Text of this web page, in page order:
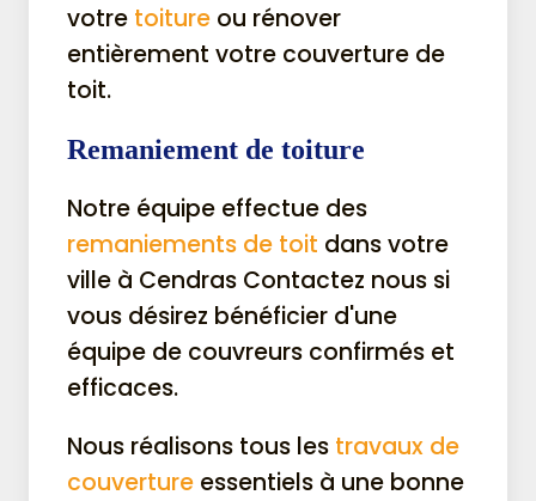
votre toiture ou rénover
entièrement votre couverture de
toit.
Remaniement de toiture
Notre équipe effectue des
remaniements de toit dans votre
ville à Cendras Contactez nous si
vous désirez bénéficier d'une
équipe de couvreurs confirmés et
efficaces.
Nous réalisons tous les travaux de
couverture essentiels à une bonne